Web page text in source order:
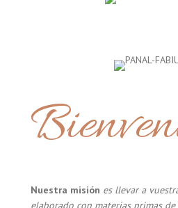
Nuestra misión es llevar a
elaborado con materias primas